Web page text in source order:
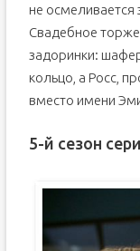
не осмеливается
Свадебное
задоринки:
кольцо, а Росс,
вместо имени
5-й сезон